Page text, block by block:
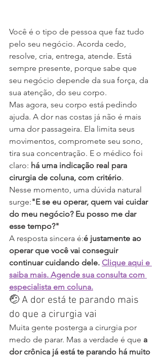
Você é o tipo de pessoa que faz tudo
pelo seu negócio. Acorda cedo,
resolve, cria, entrega, atende. Está
sempre presente, porque sabe que
seu negócio depende da sua força, da
sua atenção, do seu corpo.
Mas agora, seu corpo está pedindo
ajuda. A dor nas costas já não é mais
uma dor passageira. Ela limita seus
movimentos, compromete seu sono,
tira sua concentração. E o médico foi
claro: há uma indicação real para
cirurgia de coluna, com critério.
Nesse momento, uma dúvida natural
surge:"E se eu operar, quem vai cuidar
do meu negócio? Eu posso me dar
esse tempo?"
A resposta sincera é:é justamente ao
operar que você vai conseguir
continuar cuidando dele. Clique aqui e
saiba mais. Agende sua consulta com
especialista em coluna.
🤕 A dor está te parando mais
do que a cirurgia vai
Muita gente posterga a cirurgia por
medo de parar. Mas a verdade é que a
dor crônica já está te parando há muito